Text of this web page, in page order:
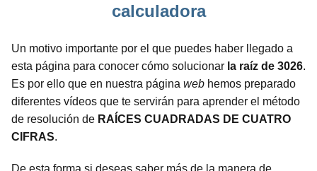
calculadora
Un motivo importante por el que puedes haber llegado a
esta página para conocer cómo solucionar la raíz de 3026.
Es por ello que en nuestra página web hemos preparado
diferentes vídeos que te servirán para aprender el método
de resolución de RAÍCES CUADRADAS DE CUATRO
CIFRAS.
De esta forma si deseas saber más de la manera de